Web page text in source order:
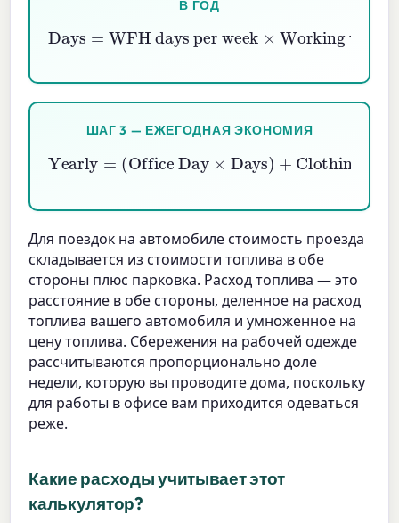
В ГОД
Days= WFH days per week ×
Working weeks per year
ШАГ 3 — ЕЖЕГОДНАЯ ЭКОНОМИЯ
Yearly= (Office Day×Days)+
Clothing Savings
Для поездок на автомобиле стоимость проезда
складывается из стоимости топлива в обе
стороны плюс парковка. Расход топлива — это
расстояние в обе стороны, деленное на расход
топлива вашего автомобиля и умноженное на
цену топлива. Сбережения на рабочей одежде
рассчитываются пропорционально доле
недели, которую вы проводите дома, поскольку
для работы в офисе вам приходится одеваться
реже.
Какие расходы учитывает этот
калькулятор?